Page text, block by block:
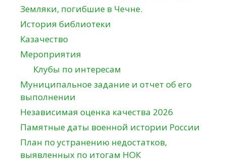
Земляки, погибшие в Чечне.
История библиотеки
Казачество
Мероприятия
Клубы по интересам
Муниципальное задание и отчет об его
выполнении
Независимая оценка качества 2026
Памятные даты военной истории России
План по устранению недостатков,
выявленных по итогам НОК